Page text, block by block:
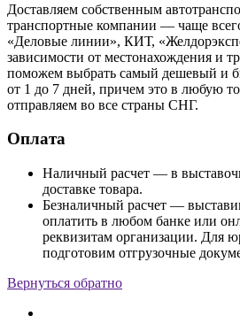
Доставляем собственным
транспортные компании — чаще
«Деловые линии», КИТ,
зависимости от местонахождения и
поможем выбрать самый дешевый и
от 1 до 7 дней, причем это в любую
отправляем во все страны СНГ.
Оплата
Наличный расчет — в
доставке товара.
Безналичный расчет —
оплатить в любом банке или
реквизитам организации. Для
подготовим отгрузочные
Вернуться обратно